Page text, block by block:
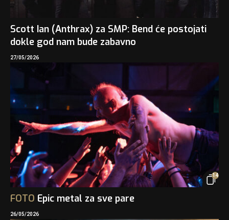
Scott Ian (Anthrax) za SMP: Bend će postojati
dokle god nam bude zabavno
27/05/2026
14
FOTO Epic metal za sve pare
26/05/2026